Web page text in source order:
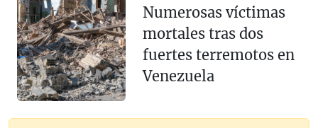
Numerosas víctimas
mortales tras dos
fuertes terremotos en
Venezuela